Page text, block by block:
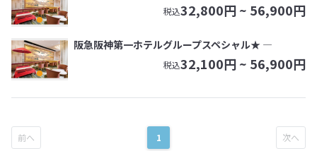
税込32,800円 ~ 56,900円
阪急阪神第一ホテルグループスペシャル★ ―
税込32,100円 ~ 56,900円
1